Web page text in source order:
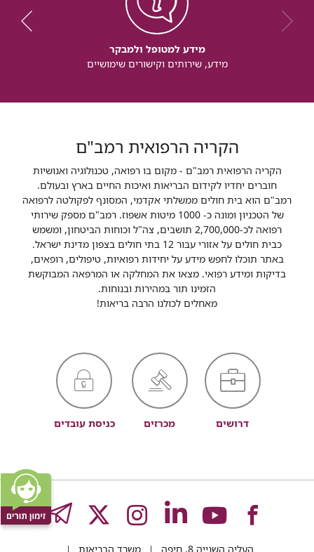
מידע למטופל ולמבקר
מידע, שירותים וקישורים שימושיים
הקריה הרפואית רמב"ם
הקריה הרפואית רמב"ם - מקום בו רפואה, טכנולוגיה ואנושיות
חוברים יחדיו לקידום הבריאות ואיכות החיים בארץ ובעולם.
רמב"ם הוא בית חולים ממשלתי אקדמי, המסונף לפקולטה לרפואה
של הטכניון ומונה כ- 1000 מיטות אשפוז. רמב"ם מספק שירותי
רפואה לכ-2,700,000 תושבים, צה"ל וכוחות הביטחון, ומשמש
כבית חולים על אזורי עבור 12 בתי חולים בצפון מדינת ישראל.
באתר תוכלו לחפש מידע על יחידות רפואיות, טיפולים, רופאים,
בדיקות ומידע רפואי. מצאו את המחלקה או המרפאה המבוקשת
הזמינו תור במהירות ובנוחות.
מאחלים לכולנו הרבה בריאות!
דרושים מכרזים כניסת עובדים
לעמוד
לעמוד
לעמוד
לעמוד
לעמוד
העליה השנייה 8, חיפה משרד הבריאות